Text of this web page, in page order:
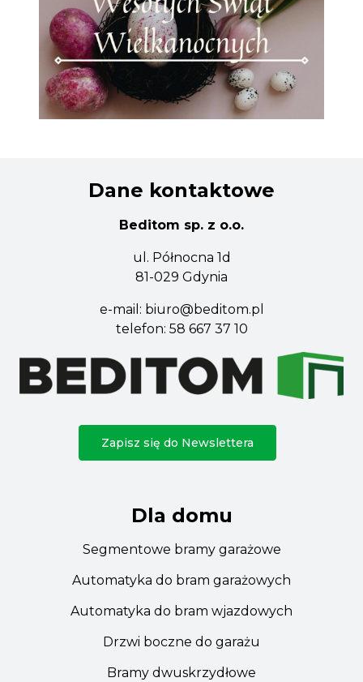
Dane kontaktowe
Beditom sp. z o.o.
ul. Północna 1d
81-029 Gdynia
e-mail: biuro@beditom.pl
telefon: 58 667 37 10
Zapisz się do Newslettera
Dla domu
Segmentowe bramy garażowe
Automatyka do bram garażowych
Automatyka do bram wjazdowych
Drzwi boczne do garażu
Bramy dwuskrzydłowe